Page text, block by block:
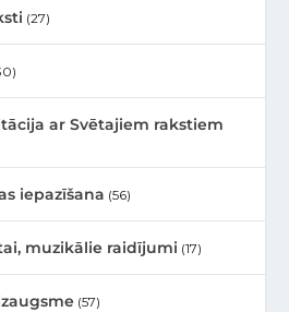
(27)
ar Svētajiem rakstiem
iepazīšana (56)
muzikālie raidījumi (17)
(57)